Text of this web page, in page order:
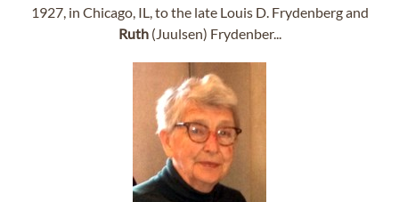
1927, in Chicago, IL, to the late Louis D. Frydenberg and
Ruth(Juulsen) Frydenber...